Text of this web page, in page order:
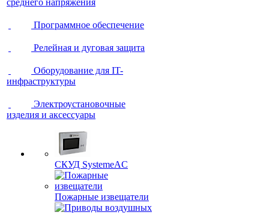
среднего напряжения
Программное обеспечение
Релейная и дуговая защита
Оборудование для IT-
инфраструктуры
Электроустановочные
изделия и аксессуары
СКУД SystemeAC
Пожарные извещатели